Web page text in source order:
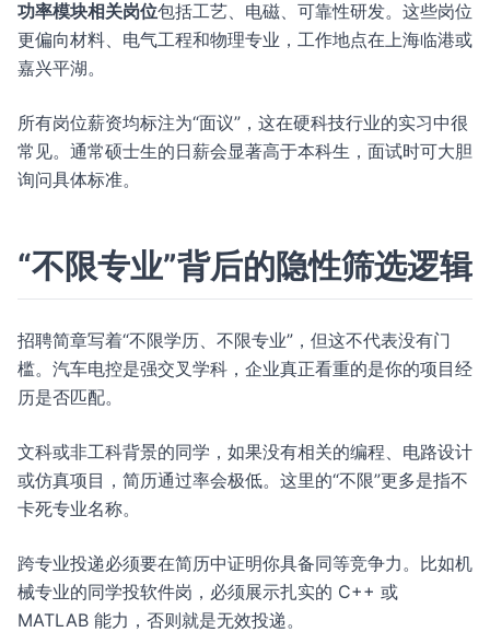
功率模块相关岗位包括工艺、电磁、可靠性研发。这些岗位
更偏向材料、电气工程和物理专业，工作地点在上海临港或
嘉兴平湖。
所有岗位薪资均标注为“面议”，这在硬科技行业的实习中很
常见。通常硕士生的日薪会显著高于本科生，面试时可大胆
询问具体标准。
“不限专业”背后的隐性筛选逻辑
招聘简章写着“不限学历、不限专业”，但这不代表没有门
槛。汽车电控是强交叉学科，企业真正看重的是你的项目经
历是否匹配。
文科或非工科背景的同学，如果没有相关的编程、电路设计
或仿真项目，简历通过率会极低。这里的“不限”更多是指不
卡死专业名称。
跨专业投递必须要在简历中证明你具备同等竞争力。比如机
械专业的同学投软件岗，必须展示扎实的 C++ 或
MATLAB 能力，否则就是无效投递。